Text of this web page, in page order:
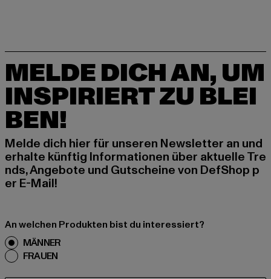
MELDE DICH AN, UM
INSPIRIERT ZU BLEI
BEN!
Melde dich hier für unseren Newsletter an und
erhalte künftig Informationen über aktuelle Tre
nds, Angebote und Gutscheine von DefShop p
er E-Mail!
An welchen Produkten bist du interessiert?
MÄNNER
FRAUEN